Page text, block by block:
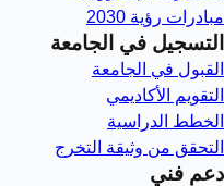
مبادرات رؤية 2030
التسجيل في الجامعة
القبول في الجامعة
التقويم الأكاديمي
الخطط الدراسية
التحقق من وثيقة التخرج
دعم فني